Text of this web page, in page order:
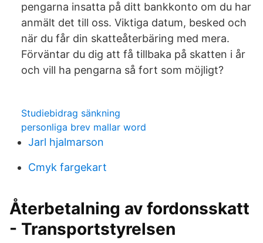
pengarna insatta på ditt bankkonto om du har
anmält det till oss. Viktiga datum, besked och
när du får din skatteåterbäring med mera.
Förväntar du dig att få tillbaka på skatten i år
och vill ha pengarna så fort som möjligt?
Studiebidrag sänkning
personliga brev mallar word
Jarl hjalmarson
Cmyk fargekart
Återbetalning av fordonsskatt
- Transportstyrelsen